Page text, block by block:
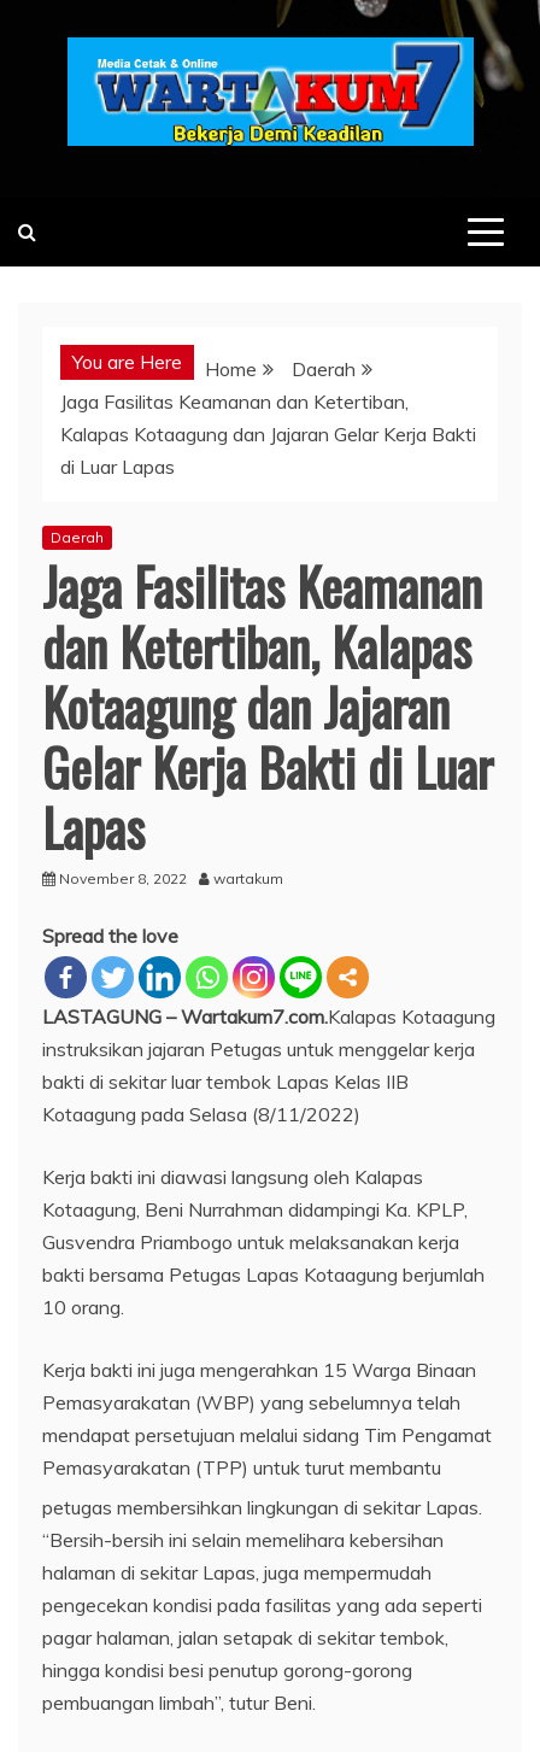
You are Here Home
Daerah
Jaga Fasilitas Keamanan dan Ketertiban,
Kalapas Kotaagung dan Jajaran Gelar Kerja Bakti
di Luar Lapas
Daerah
Jaga Fasilitas Keamanan
dan Ketertiban, Kalapas
Kotaagung dan Jajaran
Gelar Kerja Bakti di Luar
Lapas
November 8, 2022 wartakum
Spread the love
LASTAGUNG – Wartakum7.com.Kalapas Kotaagung
instruksikan jajaran Petugas untuk menggelar kerja
bakti di sekitar luar tembok Lapas Kelas IIB
Kotaagung pada Selasa (8/11/2022)
Kerja bakti ini diawasi langsung oleh Kalapas
Kotaagung, Beni Nurrahman didampingi Ka. KPLP,
Gusvendra Priambogo untuk melaksanakan kerja
bakti bersama Petugas Lapas Kotaagung berjumlah
10 orang.
Kerja bakti ini juga mengerahkan 15 Warga Binaan
Pemasyarakatan (WBP) yang sebelumnya telah
mendapat persetujuan melalui sidang Tim Pengamat
Pemasyarakatan (TPP) untuk turut membantu
petugas membersihkan lingkungan di sekitar Lapas.
“Bersih-bersih ini selain memelihara kebersihan
halaman di sekitar Lapas, juga mempermudah
pengecekan kondisi pada fasilitas yang ada seperti
pagar halaman, jalan setapak di sekitar tembok,
hingga kondisi besi penutup gorong-gorong
pembuangan limbah”, tutur Beni.